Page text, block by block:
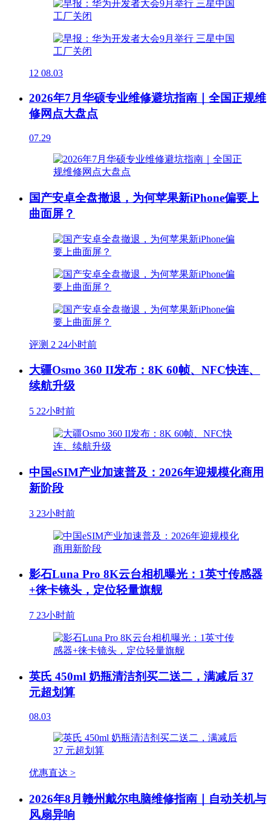
12 08.03
2026年7月华硕专业维修避坑指南｜全国正规维
修网点大盘点
07.29
国产安卓全盘撤退，为何苹果新iPhone偏要上
曲面屏？
评测 2 24小时前
大疆Osmo 360 II发布：8K 60帧、NFC快连、
续航升级
5 22小时前
中国eSIM产业加速普及：2026年迎规模化商用
新阶段
3 23小时前
影石Luna Pro 8K云台相机曝光：1英寸传感器
+徕卡镜头，定位轻量旗舰
7 23小时前
英氏 450ml 奶瓶清洁剂买二送二，满减后 37
元超划算
08.03
优惠直达 >
2026年8月赣州戴尔电脑维修指南｜自动关机与
风扇异响